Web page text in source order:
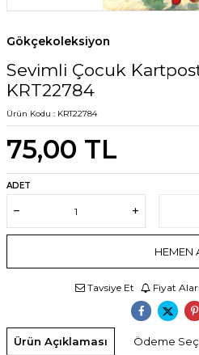
Gökçekoleksiyon
Sevimli Çocuk
KRT22784
Ürün Kodu : KRT22784
75,00 TL
ADET
HEMEN
Tavsiye Et Fiyat
Ürün Açıklaması Ödeme